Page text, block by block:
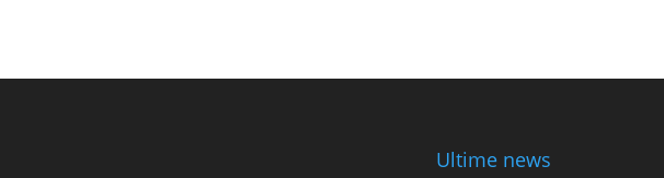
Ultime news